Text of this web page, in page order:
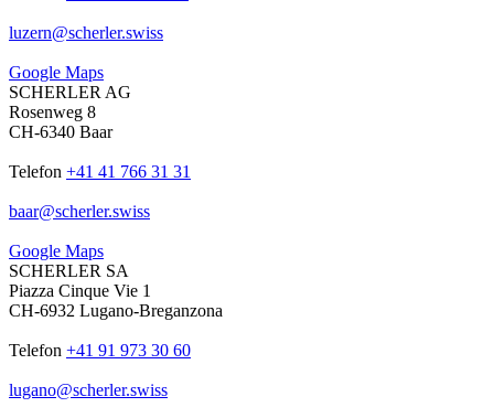
luzern@scherler.swiss
Google Maps
SCHERLER AG
Rosenweg 8
CH-6340 Baar
Telefon +41 41 766 31 31
baar@scherler.swiss
Google Maps
SCHERLER SA
Piazza Cinque Vie 1
CH-6932 Lugano-Breganzona
Telefon +41 91 973 30 60
lugano@scherler.swiss